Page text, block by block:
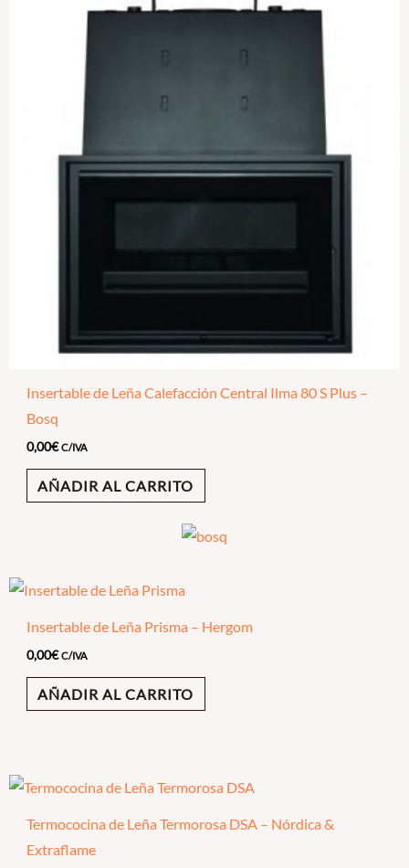
Insertable de Leña Calefacción Central Ilma 80 S Plus –
Bosq
0,00€ C/IVA
AÑADIR AL CARRITO
Insertable de Leña Prisma – Hergom
0,00€ C/IVA
AÑADIR AL CARRITO
Termococina de Leña Termorosa DSA – Nórdica &
Extraflame